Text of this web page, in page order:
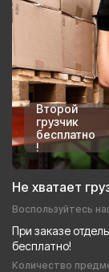
Второй
грузчик
бесплатно
!
Не хватает
Воспользуйтесь
При заказе
бесплатно!
Количество